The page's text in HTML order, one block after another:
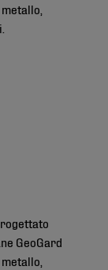
GeoGard